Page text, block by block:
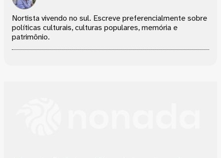
Nortista vivendo no sul. Escreve preferencialmente sobre
políticas culturais, culturas populares, memória e
patrimônio.